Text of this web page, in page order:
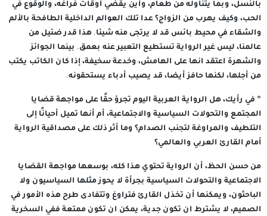
بالنسل، وبما يتناوله من طعام، وأين يقضي أوقات فراغه، والوقوع في
الحب، وكيف يهرب من الزواج؟ عدا تلك العوالم الداخلية الطافحة بالألم
والشقاء في محيط بائس قد لا يرتجى منه شيئا. هذا قدر ضئيل من
عالمنا، ليس غير الرواية تستطيع التعبير عنه بعمق. بينما الجوائز
والشهرة اعتقد انها على الهامش، وخدعة سخيفة، إذا كان الكاتب يكتب
من أجلها، لكنها حافز أيضا، قد يصيب أدباء يستحقونه.
* في رأيك، هل الرواية العربية اليوم تجرؤ حقًا على مواجهة قضايا
المجتمع والتحولات السياسية والاجتماعية، أم أنها تميل أحيانًا إلى
التلطيف والمراوغة لتجنب الصدام؟ وما أثر ذلك على مصداقية الرواية
أمام القارئ العربي والعالمي؟
من حسن الحظ، أن الرواية تحتوي هذا كله، بوسعها مواجهة القضايا
الاجتماعية والتحولات السياسية بجرأة لا يحوز مثلها السياسيون ولا
الباحثون، ويمكنها أن تخذل القارئ فتراوغ وتتفادى طرح هذه الأمور في
الصميم، لا يشترط ان تكون جدية، يمكن ان تكون ممتعة ففي السخرية